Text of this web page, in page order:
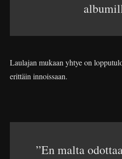
Laulajan mukaan yhtye on
erittäin innoissaan.
”En malta